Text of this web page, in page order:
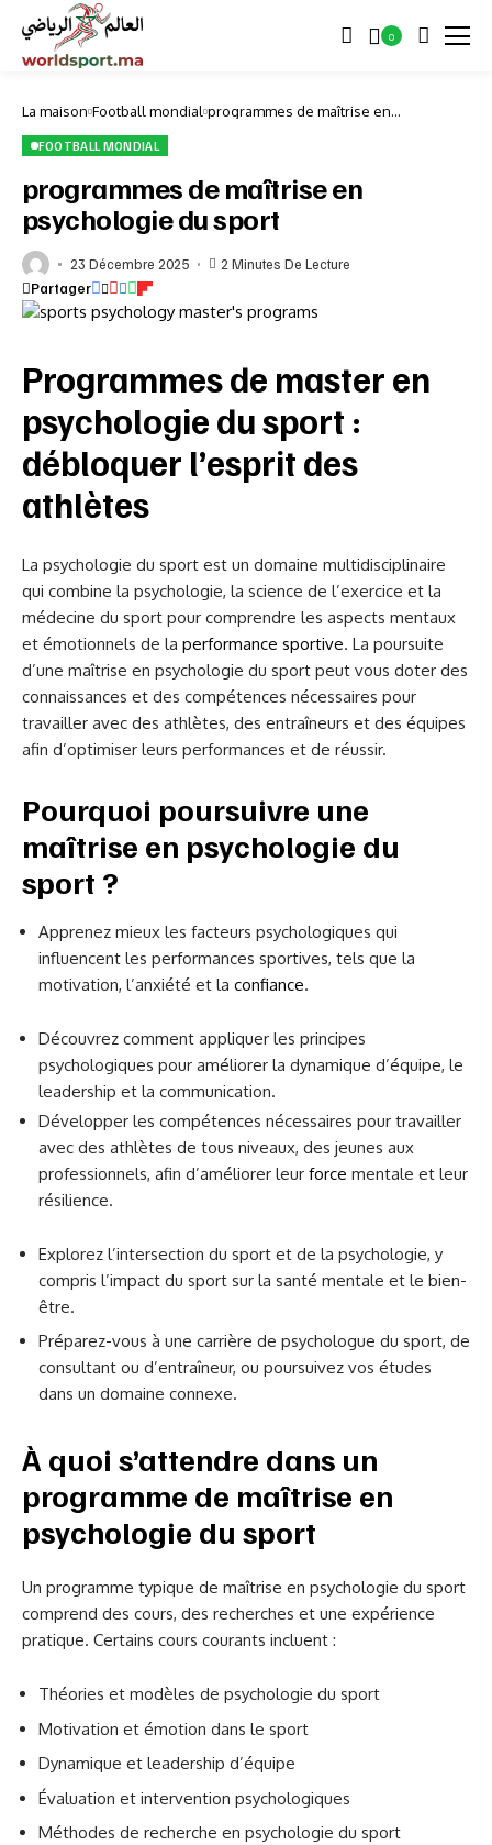
0
La maison Football mondial programmes de maîtrise en
FOOTBALL MONDIAL
programmes de maîtrise en
psychologie du sport
23 Décembre 2025
2 Minutes De Lecture
Partager
Programmes de master en
psychologie du sport :
débloquer l’esprit des
athlètes
La psychologie du sport est un domaine multidisciplinaire
qui combine la psychologie, la science de l’exercice et la
médecine du sport pour comprendre les aspects mentaux
et émotionnels de la performance sportive. La poursuite
d’une maîtrise en psychologie du sport peut vous doter des
connaissances et des compétences nécessaires pour
travailler avec des athlètes, des entraîneurs et des équipes
afin d’optimiser leurs performances et de réussir.
Pourquoi poursuivre une
maîtrise en psychologie du
sport ?
Apprenez mieux les facteurs psychologiques qui
influencent les performances sportives, tels que la
motivation, l’anxiété et la confiance.
Découvrez comment appliquer les principes
psychologiques pour améliorer la dynamique d’équipe, le
leadership et la communication.
Développer les compétences nécessaires pour travailler
avec des athlètes de tous niveaux, des jeunes aux
professionnels, afin d’améliorer leur force mentale et leur
résilience.
Explorez l’intersection du sport et de la psychologie, y
compris l’impact du sport sur la santé mentale et le bien-
être.
Préparez-vous à une carrière de psychologue du sport, de
consultant ou d’entraîneur, ou poursuivez vos études
dans un domaine connexe.
À quoi s’attendre dans un
programme de maîtrise en
psychologie du sport
Un programme typique de maîtrise en psychologie du sport
comprend des cours, des recherches et une expérience
pratique. Certains cours courants incluent :
Théories et modèles de psychologie du sport
Motivation et émotion dans le sport
Dynamique et leadership d’équipe
Évaluation et intervention psychologiques
Méthodes de recherche en psychologie du sport